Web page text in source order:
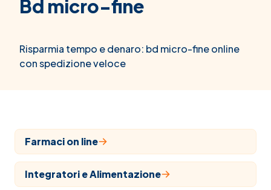
Bd micro-fine
Risparmia tempo e denaro: bd micro-fine online
con spedizione veloce
Farmaci on line
Integratori e Alimentazione